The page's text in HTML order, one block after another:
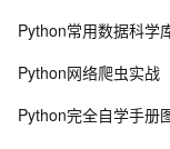
10NLP携手
Python常用数据科学
Python网络爬虫实战
Python完全自学手册